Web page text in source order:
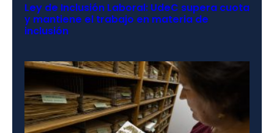
Ley de Inclusión Laboral: UdeC supera cuota
y mantiene el trabajo en materia de
inclusión